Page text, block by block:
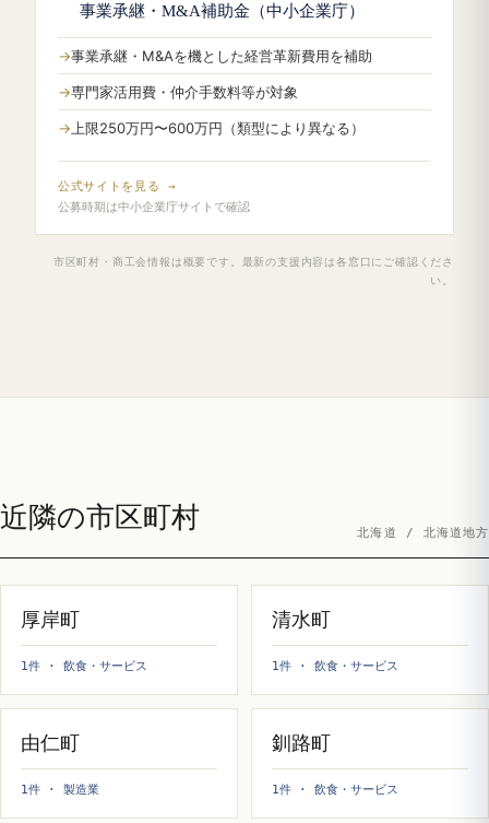
事業承継・M&A補助金（中小企業庁）
事業承継・M&Aを機とした経営革新費用を補助
専門家活用費・仲介手数料等が対象
上限250万円〜600万円（類型により異なる）
公式サイトを見る →
公募時期は中小企業庁サイトで確認
市区町村・商工会情報は概要です。最新の支援内容は各窓口にご確認くださ
い。
近隣の市区町村 北海道 / 北海道地方
厚岸町
1件 · 飲食・サービス
清水町
1件 · 飲食・サービス
由仁町
1件 · 製造業
釧路町
1件 · 飲食・サービス